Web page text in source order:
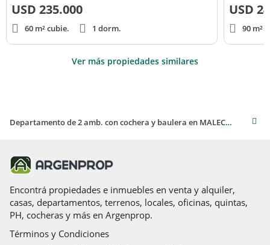
USD 235.000
60 m² cubie. 1 dorm.
USD
90 m²
Ver más propiedades similares
Departamento de 2 amb. con cochera y baulera en MALECON VARESE
Encontrá propiedades e inmuebles en venta y alquiler,
casas, departamentos, terrenos, locales, oficinas, quintas,
PH, cocheras y más en Argenprop.
Términos y Condiciones